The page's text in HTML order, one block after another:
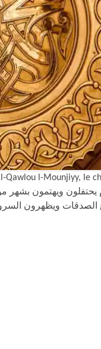
l-Mounjiyy, le
الصدقات ويظهرون